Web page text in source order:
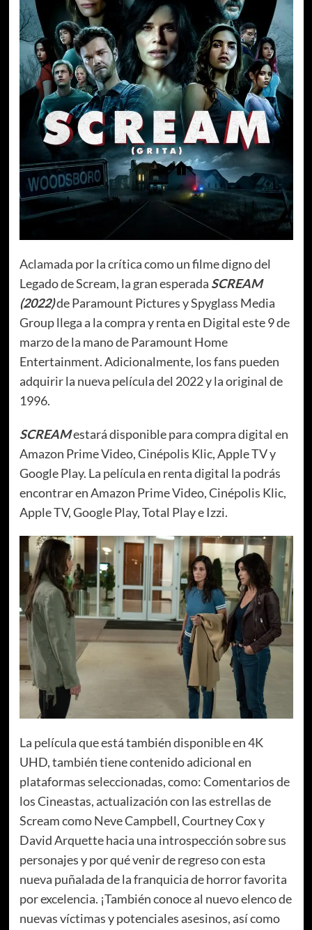
Aclamada por la crítica como un filme digno del
Legado de Scream, la gran esperada SCREAM
(2022)de Paramount Pictures y Spyglass Media
Group llega a la compra y renta en Digital este 9 de
marzo de la mano de Paramount Home
Entertainment. Adicionalmente, los fans pueden
adquirir la nueva película del 2022 y la original de
1996.
SCREAMestará disponible para compra digital en
Amazon Prime Video, Cinépolis Klic, Apple TV y
Google Play. La película en renta digital la podrás
encontrar en Amazon Prime Video, Cinépolis Klic,
Apple TV, Google Play, Total Play e Izzi.
La película que está también disponible en 4K
UHD, también tiene contenido adicional en
plataformas seleccionadas, como: Comentarios de
los Cineastas, actualización con las estrellas de
Scream como Neve Campbell, Courtney Cox y
David Arquette hacia una introspección sobre sus
personajes y por qué venir de regreso con esta
nueva puñalada de la franquicia de horror favorita
por excelencia. ¡También conoce al nuevo elenco de
nuevas víctimas y potenciales asesinos, así como